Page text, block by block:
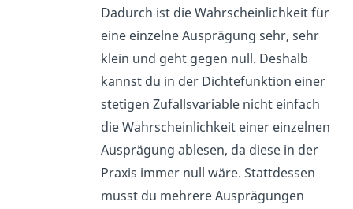
Dadurch ist die Wahrscheinlichkeit für
eine einzelne Ausprägung sehr, sehr
klein und geht gegen null. Deshalb
kannst du in der Dichtefunktion einer
stetigen Zufallsvariable nicht einfach
die Wahrscheinlichkeit einer einzelnen
Ausprägung ablesen, da diese in der
Praxis immer null wäre. Stattdessen
musst du mehrere Ausprägungen